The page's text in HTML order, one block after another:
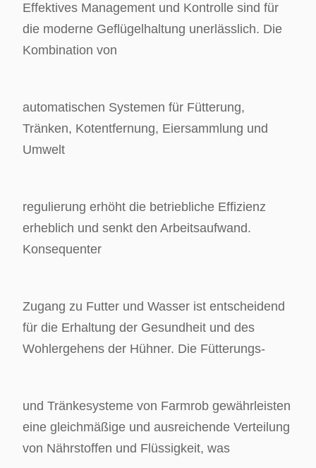
Effektives Management und Kontrolle sind für
die moderne Geflügelhaltung unerlässlich. Die
Kombination von
automatischen Systemen für Fütterung,
Tränken, Kotentfernung, Eiersammlung und
Umwelt
regulierung erhöht die betriebliche Effizienz
erheblich und senkt den Arbeitsaufwand.
Konsequenter
Zugang zu Futter und Wasser ist entscheidend
für die Erhaltung der Gesundheit und des
Wohlergehens der Hühner. Die Fütterungs-
und Tränkesysteme von Farmrob gewährleisten
eine gleichmäßige und ausreichende Verteilung
von Nährstoffen und Flüssigkeit, was